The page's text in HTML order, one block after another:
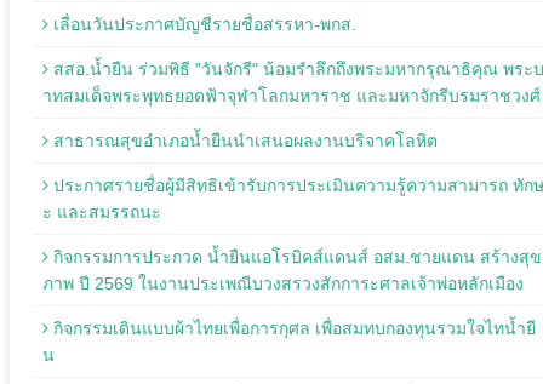
เลื่อนวันประกาศบัญชีรายชื่อสรรหา-พกส.
สสอ.น้ำยืน ร่วมพิธี "วันจักรี" น้อมรำลึกถึงพระมหากรุณาธิคุณ พระบ
าทสมเด็จพระพุทธยอดฟ้าจุฬาโลกมหาราช และมหาจักรีบรมราชวงศ์
สาธารณสุขอำเภอน้ำยืนนำเสนอผลงานบริจาคโลหิต
ประกาศรายชื่อผู้มีสิทธิเข้ารับการประเมินความรู้ความสามารถ ทักษ
ะ และสมรรถนะ
กิจกรรมการประกวด น้ำยืนแอโรบิคส์แดนส์ อสม.ชายแดน สร้างสุข
ภาพ ปี 2569 ในงานประเพณีบวงสรวงสักการะศาลเจ้าพ่อหลักเมือง
กิจกรรมเดินแบบผ้าไทยเพื่อการกุศล เพื่อสมทบกองทุนรวมใจไทน้ำยื
น